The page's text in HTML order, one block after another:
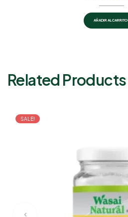
AÑADIR AL CARRITO
Related Products
SALE!